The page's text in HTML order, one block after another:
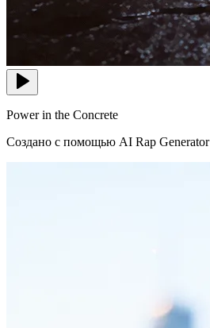
Power in the Concrete
Создано с помощью AI Rap Generator